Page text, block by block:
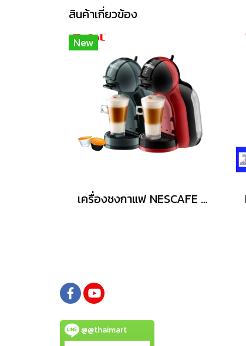
สินค้าเกี่ยวข้อง
New
เครื่องชงกาแฟ NESCAFE 0.8 ลิตร รุ่น KP120866
@@thaimart